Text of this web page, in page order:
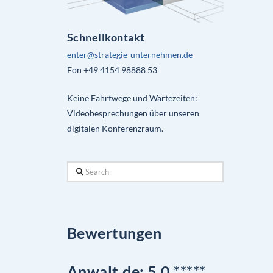
Schnellkontakt
enter@strategie-unternehmen.de
Fon +49 4154 98888 53
Keine Fahrtwege und Wartezeiten:
Videobesprechungen über unseren
digitalen Konferenzraum.
Search
Bewertungen